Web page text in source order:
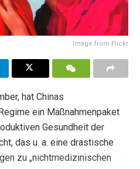
Image from Flickr
hat Chinas
ein Maßnahmenpaket
Gesundheit der
das u. a. eine drastische
zu „nichtmedizinischen